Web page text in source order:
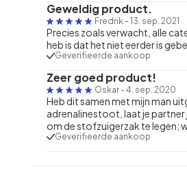
Geweldig product.
Fredrik - 13. sep. 2021
Precies zoals verwacht, alle
heb is dat het niet eerder is
Geverifieerde aankoop
Zeer goed product!
Oskar - 4. sep. 2020
Heb dit samen met mijn man
adrenalinestoot, laat je
om de stofzuigerzak te legen;
Geverifieerde aankoop